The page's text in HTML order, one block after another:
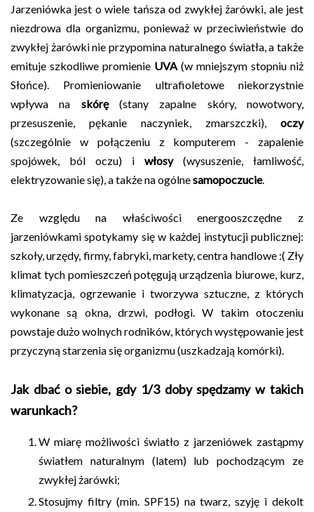
Jarzeniówka jest o wiele tańsza od zwykłej żarówki, ale jest
niezdrowa dla organizmu, ponieważ w przeciwieństwie do
zwykłej żarówki nie przypomina naturalnego światła, a także
emituje szkodliwe promienie UVA (w mniejszym stopniu niż
Słońce). Promieniowanie ultrafioletowe niekorzystnie
wpływa na skórę(stany zapalne skóry, nowotwory,
przesuszenie, pękanie naczyniek, zmarszczki), oczy
(szczególnie w połączeniu z komputerem - zapalenie
spojówek, ból oczu) i włosy(wysuszenie, łamliwość,
elektryzowanie się), a także na ogólnesamopoczucie.
Ze względu na właściwości energooszczędne z
jarzeniówkami spotykamy się w każdej instytucji publicznej:
szkoły, urzędy, firmy, fabryki, markety, centra handlowe :( Zły
klimat tych pomieszczeń potęgują urządzenia biurowe, kurz,
klimatyzacja, ogrzewanie i tworzywa sztuczne, z których
wykonane są okna, drzwi, podłogi. W takim otoczeniu
powstaje dużo wolnych rodników, których występowanie jest
przyczyną starzenia się organizmu (uszkadzają komórki).
Jak dbać o siebie, gdy 1/3 doby spędzamy w takich
warunkach?
W miarę możliwości światło z jarzeniówek zastąpmy
światłem naturalnym (latem) lub pochodzącym ze
zwykłej żarówki;
Stosujmy filtry (min. SPF15) na twarz, szyję i dekolt